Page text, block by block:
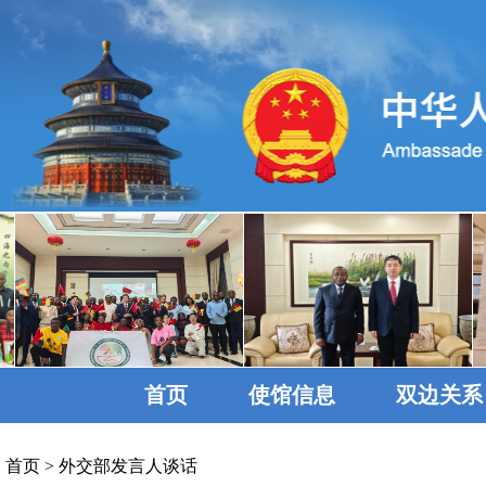
首页 使馆信息 双边关系
首页 > 外交部发言人谈话